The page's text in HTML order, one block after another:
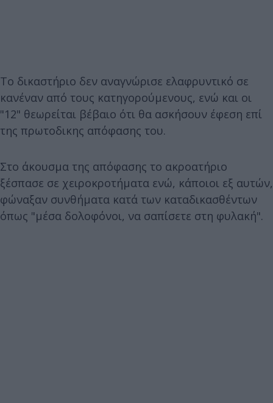
Το δικαστήριο δεν αναγνώρισε ελαφρυντικό σε
κανέναν από τους κατηγορούμενους, ενώ και οι
"12" θεωρείται βέβαιο ότι θα ασκήσουν έφεση επί
της πρωτοδικης απόφασης του.
Στο άκουσμα της απόφασης το ακροατήριο
ξέσπασε σε χειροκροτήματα ενώ, κάποιοι εξ αυτών,
φώναξαν συνθήματα κατά των καταδικασθέντων
όπως "μέσα δολοφόνοι, να σαπίσετε στη φυλακή".